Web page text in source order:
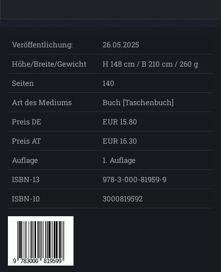
Veröffentlichung:
26.05.2025
Höhe/Breite/Gewicht
H 148 cm / B 210 cm / 260 g
Seiten
140
Art des Mediums
Buch [Taschenbuch]
Preis DE
EUR 15.80
Preis AT
EUR 16.30
Auflage
1. Auflage
ISBN-13
978-3-000-81959-9
ISBN-10
3000819592